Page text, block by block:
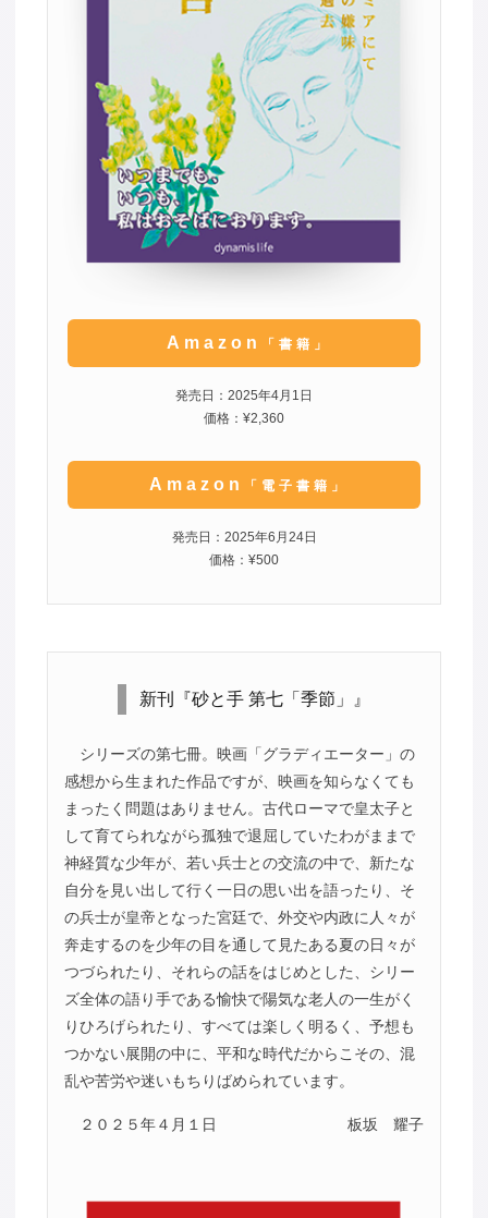
Amazon 「書籍」
発売日：2025年4月1日
価格：¥2,360
Amazon 「電子書籍」
発売日：2025年6月24日
価格：¥500
新刊『砂と手 第七「季節」』
シリーズの第七冊。映画「グラディエーター」の
感想から生まれた作品ですが、映画を知らなくても
まったく問題はありません。古代ローマで皇太子と
して育てられながら孤独で退屈していたわがままで
神経質な少年が、若い兵士との交流の中で、新たな
自分を見い出して行く一日の思い出を語ったり、そ
の兵士が皇帝となった宮廷で、外交や内政に人々が
奔走するのを少年の目を通して見たある夏の日々が
つづられたり、それらの話をはじめとした、シリー
ズ全体の語り手である愉快で陽気な老人の一生がく
りひろげられたり、すべては楽しく明るく、予想も
つかない展開の中に、平和な時代だからこその、混
乱や苦労や迷いもちりばめられています。
２０２５年４月１日 板坂 耀子